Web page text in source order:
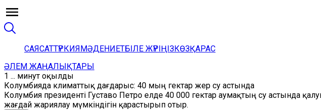
САЯСАТТҮРКИЯМӘДЕНИЕТБІЛЕ ЖҮРІҢІЗКӨЗҚАРАС
ӘЛЕМ ЖАҢАЛЫҚТАРЫ
1 ... минут оқылды
Колумбияда климаттық дағдарыс: 40 мың гектар жер су астында
Колумбия президенті Густаво Петро елде 40 000 гектар аумақтың су астында
жағдай жариялау мүмкіндігін қарастырып отыр.